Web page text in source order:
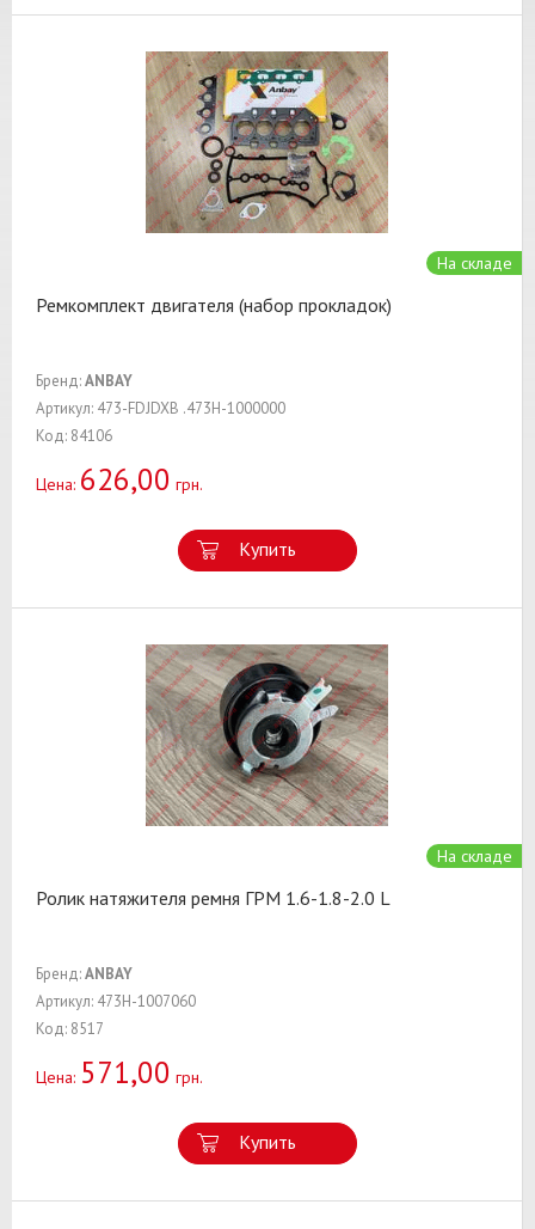
На складе
Ремкомплект двигателя (набор прокладок)
Бренд:ANBAY
Артикул: 473-FDJDXB .473H-1000000
Код: 84106
Цена: 626,00 грн.
Купить
На складе
Ролик натяжителя ремня ГРМ 1.6-1.8-2.0 L
Бренд:ANBAY
Артикул: 473H-1007060
Код: 8517
Цена: 571,00 грн.
Купить